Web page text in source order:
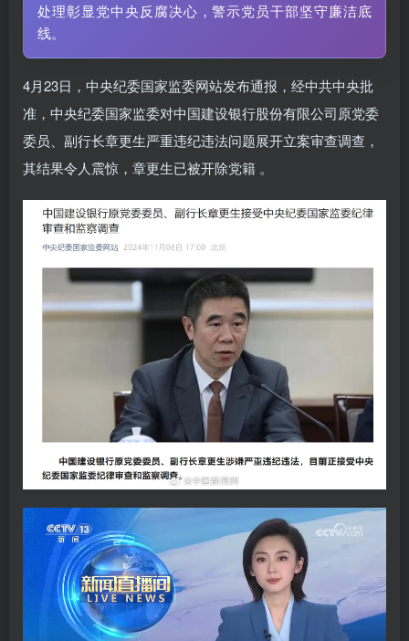
处理彰显党中央反腐决心，警示党员干部坚守廉洁底
线。
4月23日，中央纪委国家监委网站发布通报，经中共中央批
准，中央纪委国家监委对中国建设银行股份有限公司原党委
委员、副行长章更生严重违纪违法问题展开立案审查调查，
其结果令人震惊，章更生已被开除党籍 。